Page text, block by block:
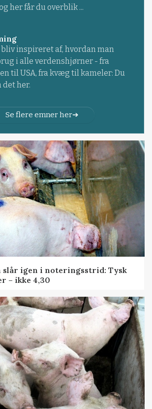
her får du overblik ...
inspireret af, hvordan man
i alle verdenshjørner - fra
til USA, fra kvæg til kameler: Du
her.
Se flere emner her
slår igen i noteringsstrid: Tysk
– ikke 4,30